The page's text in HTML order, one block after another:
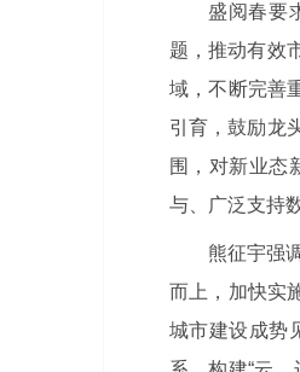
盛阅春要
题，推动有效
域，不断完善
引育，鼓励龙
围，对新业态
与、广泛支持
熊征宇强
而上，加快实
城市建设成势